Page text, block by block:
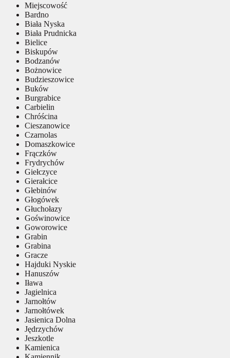
Miejscowość
Bardno
Biała Nyska
Biała Prudnicka
Bielice
Biskupów
Bodzanów
Bożnowice
Budzieszowice
Buków
Burgrabice
Carbielin
Chróścina
Cieszanowice
Czarnolas
Domaszkowice
Frączków
Frydrychów
Giełczyce
Gierałcice
Głebinów
Głogówek
Głuchołazy
Goświnowice
Goworowice
Grabin
Grabina
Gracze
Hajduki Nyskie
Hanuszów
Iława
Jagielnica
Jarnołtów
Jarnołtówek
Jasienica Dolna
Jędrzychów
Jeszkotle
Kamienica